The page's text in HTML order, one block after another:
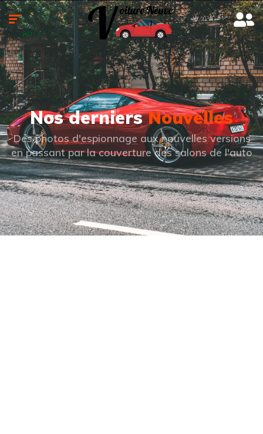
Nos derniersNouvelles
Des photos d'espionnage aux nouvelles versions
en passant par la couverture des salons de l'auto